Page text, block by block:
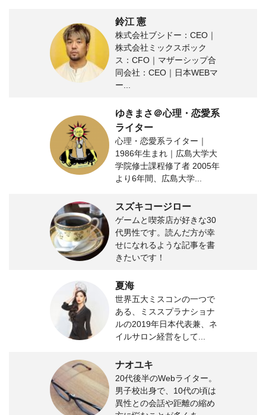
鈴江 憲
株式会社ブシドー：CEO｜
株式会社ミックスボック
ス：CFO｜マザーシップ合
同会社：CEO｜日本WEBマ
ー...
ゆきまさ＠心理・恋愛系
ライター
心理・恋愛系ライター｜
1986年生まれ｜広島大学大
学院修士課程修了者 2005年
より6年間、広島大学...
スズキコージロー
ゲームと喫茶店が好きな30
代男性です。読んだ方が幸
せになれるような記事を書
きたいです！
夏海
世界五大ミスコンの一つで
ある、ミススプラナショナ
ルの2019年日本代表兼、ネ
イルサロン経営をして...
ナオユキ
20代後半のWebライター。
男子校出身で、10代の頃は
異性との会話や距離の縮め